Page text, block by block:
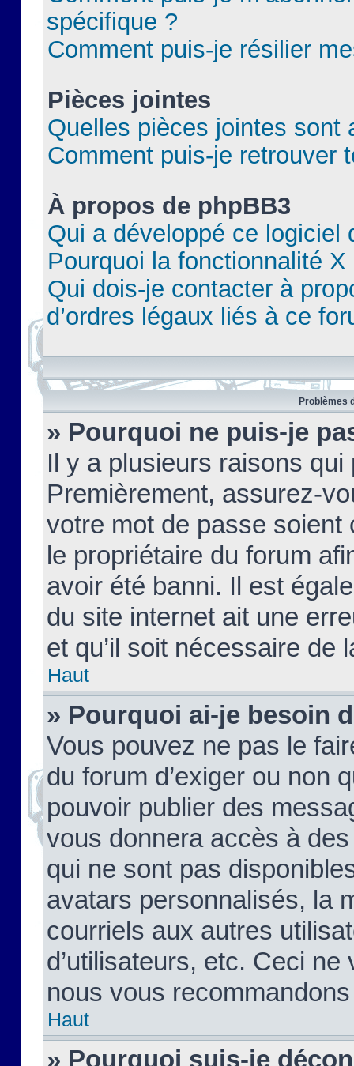
spécifique ?
Comment puis-je résilier
Pièces jointes
Quelles pièces jointes sont
Comment puis-je retrouver
À propos de phpBB3
Qui a développé ce logiciel
Pourquoi la fonctionnalité X
Qui dois-je contacter à
d’ordres légaux liés à ce
Problèmes
» Pourquoi ne puis-je
Il y a plusieurs raisons
Premièrement, assurez-
votre mot de passe soient
le propriétaire du forum
avoir été banni. Il est
du site internet ait une
et qu’il soit nécessaire de
Haut
» Pourquoi ai-je besoin
Vous pouvez ne pas le
du forum d’exiger ou non
pouvoir publier des
vous donnera accès à
qui ne sont pas
avatars personnalisés, la
courriels aux autres
d’utilisateurs, etc. Ceci
nous vous
Haut
» Pourquoi suis-je